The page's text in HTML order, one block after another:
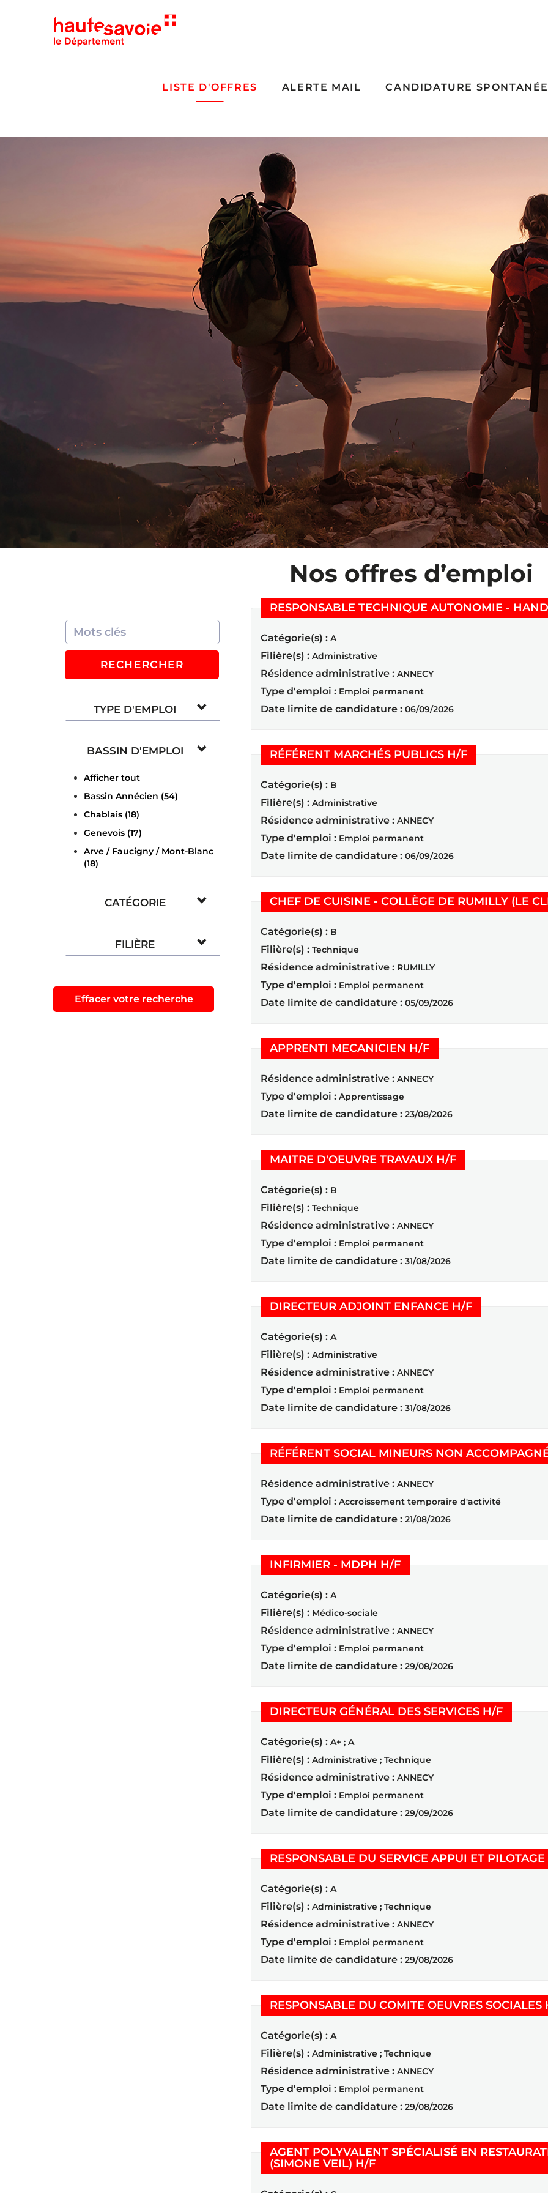
LISTE D'OFFRES ALERTE MAIL CANDIDATURE SPONTANÉE
Nos offres d’emploi
RECHERCHER
TYPE D'EMPLOI
BASSIN D'EMPLOI
Afficher tout
Bassin Annécien (54)
Chablais (18)
Genevois (17)
Arve / Faucigny / Mont-Blanc
(18)
CATÉGORIE
FILIÈRE
Effacer votre recherche
RESPONSABLE TECHNIQUE AUTONOMIE -
Catégorie(s) : A
Filière(s) : Administrative
Résidence administrative : ANNECY
Type d'emploi : Emploi permanent
Date limite de candidature : 06/09/2026
RÉFÉRENT MARCHÉS PUBLICS H/F(Nouvelle
Catégorie(s) : B
Filière(s) : Administrative
Résidence administrative : ANNECY
Type d'emploi : Emploi permanent
Date limite de candidature : 06/09/2026
CHEF DE CUISINE - COLLÈGE DE RUMILLY (LE
Catégorie(s) : B
Filière(s) : Technique
Résidence administrative : RUMILLY
Type d'emploi : Emploi permanent
Date limite de candidature : 05/09/2026
APPRENTI MECANICIEN H/F(Nouvelle fenêtre)
Résidence administrative : ANNECY
Type d'emploi : Apprentissage
Date limite de candidature : 23/08/2026
MAITRE D'OEUVRE TRAVAUX H/F(Nouvelle
Catégorie(s) : B
Filière(s) : Technique
Résidence administrative : ANNECY
Type d'emploi : Emploi permanent
Date limite de candidature : 31/08/2026
DIRECTEUR ADJOINT ENFANCE H/F(Nouvelle
Catégorie(s) : A
Filière(s) : Administrative
Résidence administrative : ANNECY
Type d'emploi : Emploi permanent
Date limite de candidature : 31/08/2026
RÉFÉRENT SOCIAL MINEURS NON
Résidence administrative : ANNECY
Type d'emploi : Accroissement temporaire d'activité
Date limite de candidature : 21/08/2026
INFIRMIER - MDPH H/F(Nouvelle fenêtre)
Catégorie(s) : A
Filière(s) : Médico-sociale
Résidence administrative : ANNECY
Type d'emploi : Emploi permanent
Date limite de candidature : 29/08/2026
DIRECTEUR GÉNÉRAL DES SERVICES H/F
Catégorie(s) : A+ ; A
Filière(s) : Administrative ; Technique
Résidence administrative : ANNECY
Type d'emploi : Emploi permanent
Date limite de candidature : 29/09/2026
RESPONSABLE DU SERVICE APPUI ET
Catégorie(s) : A
Filière(s) : Administrative ; Technique
Résidence administrative : ANNECY
Type d'emploi : Emploi permanent
Date limite de candidature : 29/08/2026
RESPONSABLE DU COMITE OEUVRES SOCIALES
Catégorie(s) : A
Filière(s) : Administrative ; Technique
Résidence administrative : ANNECY
Type d'emploi : Emploi permanent
Date limite de candidature : 29/08/2026
AGENT POLYVALENT SPÉCIALISÉ EN
(SIMONE VEIL) H/F(Nouvelle fenêtre)